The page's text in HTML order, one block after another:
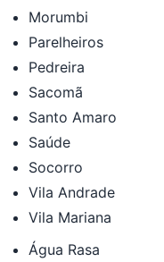
Morumbi
Parelheiros
Pedreira
Sacomã
Santo Amaro
Saúde
Socorro
Vila Andrade
Vila Mariana
Água Rasa